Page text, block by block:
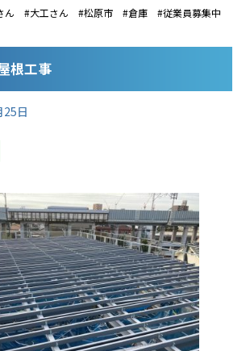
ん #大工さん #松原市 #倉庫 #従業員募集中
根工事
25日
e